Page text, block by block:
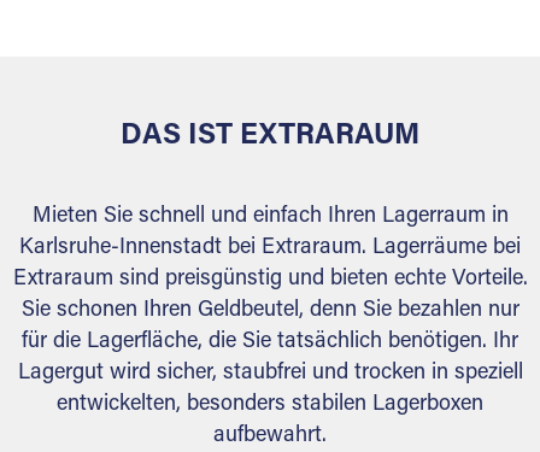
DAS IST EXTRARAUM
Mieten Sie schnell und einfach Ihren Lagerraum in
Karlsruhe-Innenstadt bei Extraraum. Lagerräume bei
Extraraum sind preisgünstig und bieten echte Vorteile.
Sie schonen Ihren Geldbeutel, denn Sie bezahlen nur
für die Lagerfläche, die Sie tatsächlich benötigen. Ihr
Lagergut wird sicher, staubfrei und trocken in speziell
entwickelten, besonders stabilen Lagerboxen
aufbewahrt.